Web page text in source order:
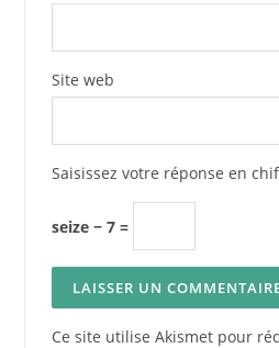
Site web
Saisissez votre réponse en
seize − 7 =
Ce site utilise Akismet pour